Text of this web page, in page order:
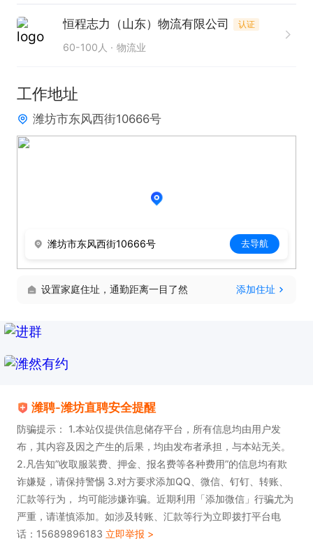
恒程志力（山东）物流有限公司 认证
60-100人 物流业
工作地址
潍坊市东风西街10666号
潍坊市东风西街10666号 去导航
设置家庭住址，通勤距离一目了然 添加住址
潍聘-潍坊直聘安全提醒
防骗提示： 1.本站仅提供信息储存平台，所有信息均由用户发
布，其内容及因之产生的后果，均由发布者承担，与本站无关。
2.凡告知”收取服装费、押金、报名费等各种费用”的信息均有欺
诈嫌疑，请保持警惕 3.对方要求添加QQ、微信、钉钉、转账、
汇款等行为， 均可能涉嫌诈骗。近期利用「添加微信」行骗尤为
严重，请谨慎添加。如涉及转账、汇款等行为立即拨打平台电
话：15689896183 立即举报 >